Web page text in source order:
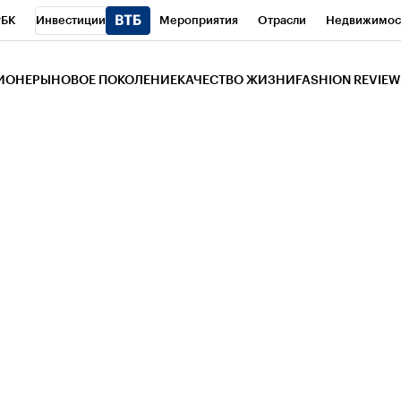
Инвестиции Мероприятия Отрасли
НОВОЕ ПОКОЛЕНИЕ КАЧЕСТВО ЖИЗНИ FASHION REVIEW